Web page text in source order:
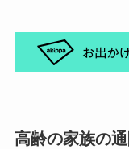
高齢の家族の